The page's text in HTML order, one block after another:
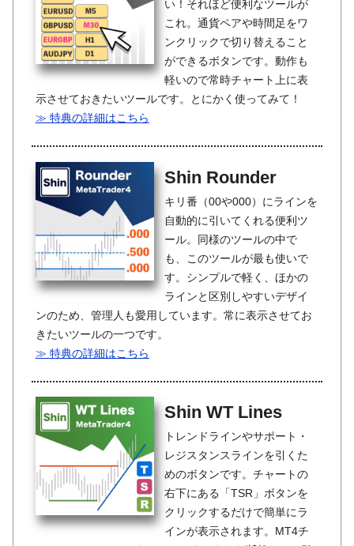
い！それほど便利なツールが
これ。通貨ペアや時間足をワ
ンクリックで切り替えること
ができるボタンです。動作も
軽いので常時チャート上に表
示させておきたいツールです。とにかく使ってみて！
≫ 特典の詳細はこちら
Shin Rounder
キリ番（00や000）にラインを
自動的に引いてくれる便利ツ
ール。同様のツールの中で
も、このツールが最も使いで
す。シンプルで軽く、ほかの
ラインと区別しやすいデザイ
ンのため、管理人も愛用しています。常に表示させてお
きたいツールの一つです。
≫ 特典の詳細はこちら
Shin WT Lines
トレンドラインやサポート・
レジスタンスラインを引くた
めのボタンです。チャートの
右下にある「TSR」ボタンを
クリックするだけで簡単にラ
インが表示されます。MT4チ